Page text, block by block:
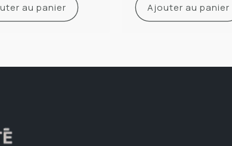
au panier Ajouter au panier